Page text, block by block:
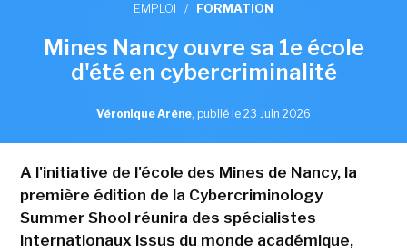
EMPLOI / FORMATION
Mines Nancy ouvre sa 1e école
d'été en cybercriminalité
Véronique Arène, publié le 23 Juin 2026
A l'initiative de l'école des Mines de Nancy, la
première édition de la Cybercriminology
Summer Shool réunira des spécialistes
internationaux issus du monde académique,